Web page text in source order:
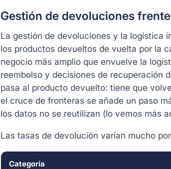
Gestión de devoluciones
La gestión de devoluciones y la logística
los productos devueltos de vuelta por la
negocio más amplio que envuelve la
reembolso y decisiones de recuperación
pasa al producto devuelto: tiene que
el cruce de fronteras se añade un paso
los datos no se reutilizan (lo vemos más
Las tasas de devolución varían mucho
Categoría